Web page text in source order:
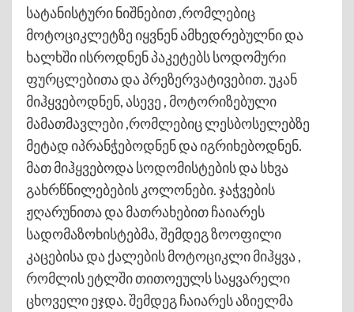
სატანისტური ნიშნებით ,რომლებიც
მოტოციკლეტზე იყვნენ ამხედრებულნი და
ხალხში ისროდნენ პაკეტებს სოდომური
ფურცლებითა და პრეზერვატივებით. უკან
მიჰყვებოდნენ, ასევე , მოტორიზებული
მამათმავლები ,რომლებიც ლესბოსელებზე
მეტად იპრანჭებოდნენ და იგრიხებოდნენ.
მათ მიჰყვებოდა სოდომისტების და სხვა
გახრწნილებების კოლონები. ჯაჭვების
ჟღარუნითა და მათრახებით ჩაიარეს
სადომაზოხისტებმა, შემდეგ ზოოფილი
კაცებისა და ქალების მოტოციკლი მიჰყვა ,
რომლის ეტლში თითოეულს საყვარელი
ცხოველი ეჯდა. შემდეგ ჩაიარეს აზიელმა